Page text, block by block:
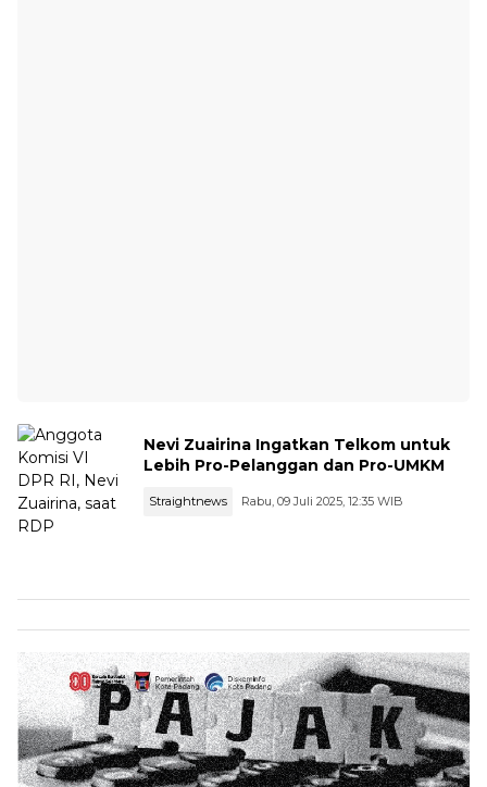
Nevi Zuairina Ingatkan Telkom untuk
Lebih Pro-Pelanggan dan Pro-UMKM
Straightnews Rabu, 09 Juli 2025, 12:35 WIB